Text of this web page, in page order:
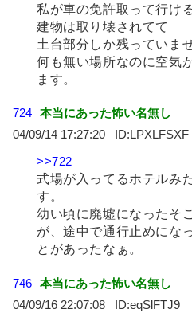
私が車の免許取って行け
建物は取り壊されてて
土台部分しか残っていま
何も無い場所なのに空気
ます。
724 本当にあった怖い名無し
04/09/14 17:27:20
LPXLFSXF
>>722
式場が入ってるホテルみ
す。
幼い頃に廃墟になったそ
が、途中で通行止めにな
とがあったなぁ。
746 本当にあった怖い名無し
04/09/16 22:07:08
eqSlFTJ9